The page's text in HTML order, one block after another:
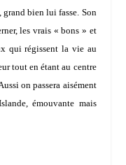
bien lui fasse. Son
les vrais « bons » et
qui régissent la vie au
tout en étant au centre
on passera aisément
émouvante mais